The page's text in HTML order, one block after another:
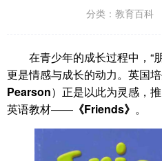
分类： 教育百科
在青少年的成长过程中，“
更是情感与成长的动力。英国
Pearson）正是以此为灵感，
英语教材—— 《Friends》 。